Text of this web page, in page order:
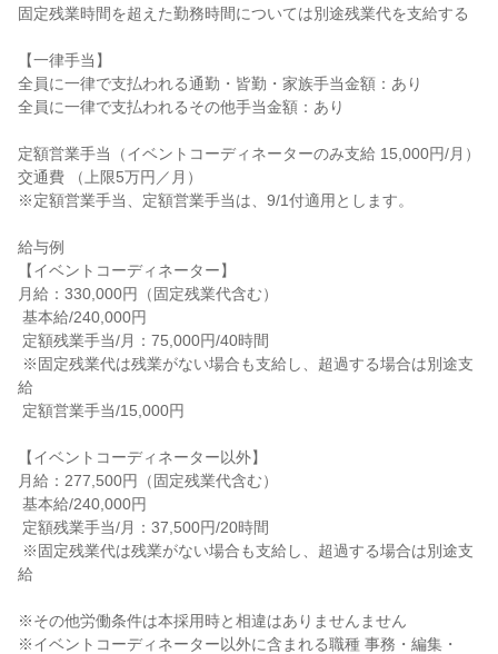
固定残業時間を超えた勤務時間については別途残業代を支給する
【一律手当】
全員に一律で支払われる通勤・皆勤・家族手当金額：あり
全員に一律で支払われるその他手当金額：あり
定額営業手当（イベントコーディネーターのみ支給 15,000円/月）
交通費 （上限5万円／月）
※定額営業手当、定額営業手当は、9/1付適用とします。
給与例
【イベントコーディネーター】
月給：330,000円（固定残業代含む）
給
【イベントコーディネーター以外】
月給：277,500円（固定残業代含む）
給
※その他労働条件は本採用時と相違はありませんません
※イベントコーディネーター以外に含まれる職種 事務・編集・